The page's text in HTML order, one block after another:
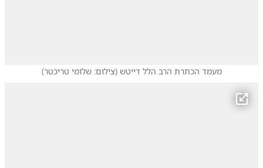
מעמד הכתרת הרב הלל דייטש (צילום: שלומי טריכטר)